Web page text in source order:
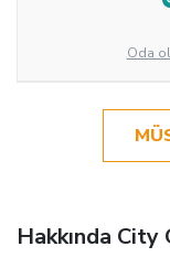
Oda
Hakkında